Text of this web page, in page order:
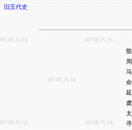
旧五代史